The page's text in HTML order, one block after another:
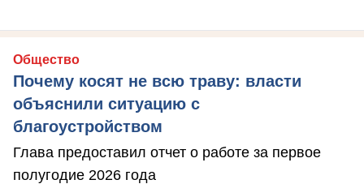
Общество
Почему косят не всю траву: власти
объяснили ситуацию с
благоустройством
Глава предоставил отчет о работе за первое
полугодие 2026 года